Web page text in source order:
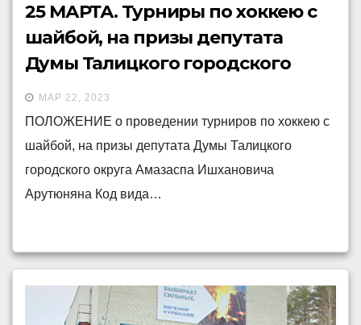
25 МАРТА. Турниры по хоккею с
шайбой, на призы депутата
Думы Талицкого городского
округа Амазаспа Ишхановича
Арутюняна
МАР 22, 2023
ПОЛОЖЕНИЕ о проведении турниров по хоккею с
шайбой, на призы депутата Думы Талицкого
городского округа Амазаспа Ишхановича
Арутюняна Код вида…